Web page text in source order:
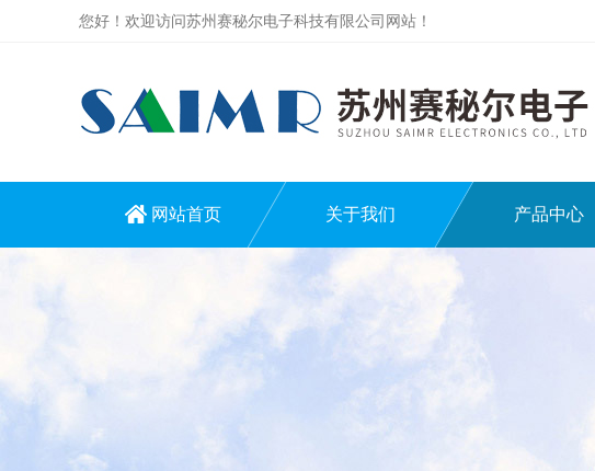
您好！欢迎访问苏州赛秘尔电子科技有限公司网站！
网站首页 关于我们 产品中心